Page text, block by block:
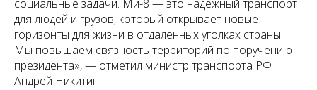
социальные задачи. Ми-8 — это надежный транспорт
для людей и грузов, который открывает новые
горизонты для жизни в отдаленных уголках страны.
Мы повышаем связность территорий по поручению
президента», — отметил министр транспорта РФ
Андрей Никитин.